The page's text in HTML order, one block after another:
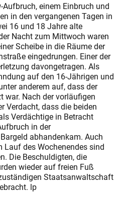
einem Einbruch und
in den vergangenen Tagen in
16 und 18 Jahre alte
Nacht zum Mittwoch waren
Scheibe in die Räume der
eingedrungen. Einer der
davongetragen. Als
auf den 16-Jährigen und
anderem auf, dass der
war. Nach der vorläufigen
Verdacht, dass die beiden
Verdächtige in Betracht
in der
abhandenkam. Auch
Lauf des Wochenendes sind
Die Beschuldigten, die
wieder auf freien Fuß
Staatsanwaltschaft
lp